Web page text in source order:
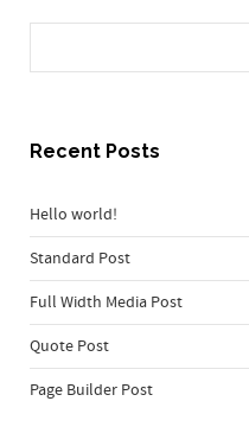
Recent Posts
Hello world!
Standard Post
Full Width Media Post
Quote Post
Page Builder Post